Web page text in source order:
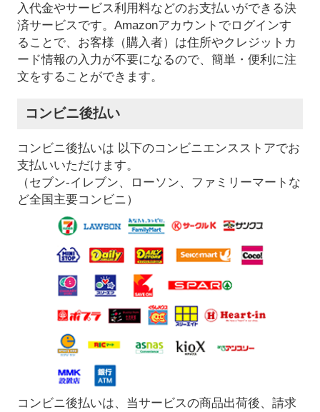
入代金やサービス利用料などのお支払いができる決
済サービスです。Amazonアカウントでログインす
ることで、お客様（購入者）は住所やクレジットカ
ード情報の入力が不要になるので、簡単・便利に注
文をすることができます。
コンビニ後払い
コンビニ後払いは 以下のコンビニエンスストアでお
支払いいただけます。
（セブン-イレブン、ローソン、ファミリーマートな
ど全国主要コンビニ）
コンビニ後払いは、当サービスの商品出荷後、請求